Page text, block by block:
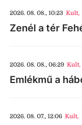
2026. 08. 08., 10:23 Kult,
Zenél a tér
2026. 08. 08., 06:29 Kult,
Emlékmű a
2026. 08. 07., 12:06 Kult,